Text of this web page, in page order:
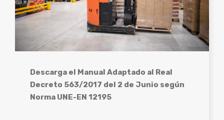
Descarga el Manual Adaptado al Real
Decreto 563/2017 del 2 de Junio según
Norma UNE-EN 12195